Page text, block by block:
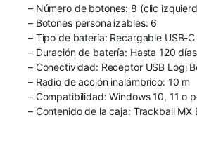
– Número de botones: 8 (clic
– Botones personalizables: 6
– Tipo de batería: Recargable USB-C
– Duración de batería: Hasta 120
– Conectividad: Receptor USB Logi
– Radio de acción inalámbrico: 10 m
– Compatibilidad: Windows 10, 11 o
– Contenido de la caja: Trackball